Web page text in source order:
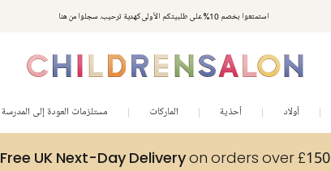
استمتعوا بخصم 10% على طلبيتكم الأولى كهدية ترحيب. سجلوا من هنا
أولاد أحذية الماركات مستلزمات العودة إلى المدرسة
Free UK Next-Day Deliveryon orders over £150